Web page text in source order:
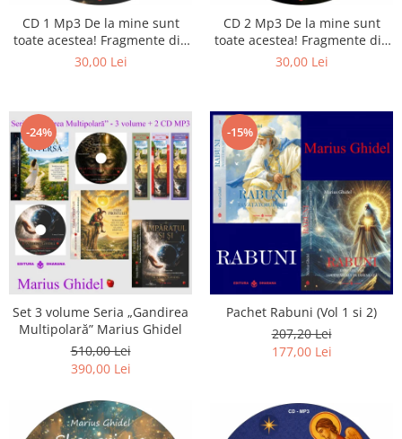
Literatura
Psihologie
Stiinta
CD 1 Mp3 De la mine sunt
toate acestea! Fragmente din
cărțile lui Marius Ghidel
30,00 Lei
CD 2 Mp3 De la mine sunt
toate acestea! Fragmente din
cărțile lui Marius Ghidel
30,00 Lei
-24%
Set 3 volume Seria „Gandirea
Multipolară” Marius Ghidel
510,00 Lei
390,00 Lei
-15%
Pachet Rabuni (Vol 1 si 2)
207,20 Lei
177,00 Lei